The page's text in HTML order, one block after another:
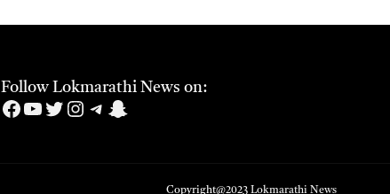
Follow Lokmarathi News on:
Facebook
YouTube
Twitter
Instagram
Telegram
Snapchat
Copyright@2023 Lokmarathi News